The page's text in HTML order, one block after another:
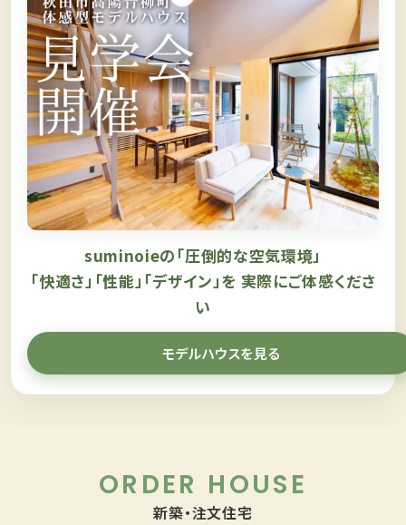
suminoieの「圧倒的な空気環境」
「快適さ」「性能」「デザイン」を 実際にご体感くださ
い
モデルハウスを見る
ORDER HOUSE
新築・注文住宅